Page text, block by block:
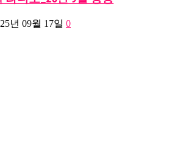
년 09월 17일 0